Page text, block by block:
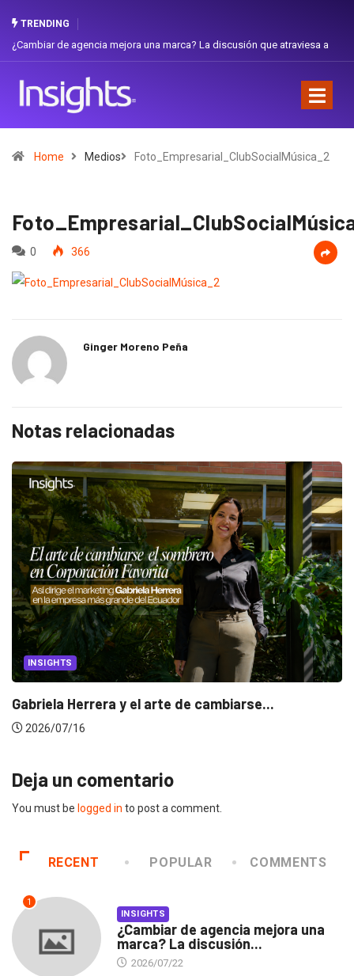
TRENDING
de agencia mejora una marca? La discusión que atraviesa a
Home Medios Foto_Empresarial_ClubSocialMúsica_2
0 366
Ginger Moreno Peña
Notas relacionadas
INSIGHTS
Gabriela Herrera y el arte de cambiarse...
2026/07/16
Deja un comentario
You must be logged in to post a comment.
RECENT POPULAR COMMENTS
1
INSIGHTS
¿Cambiar de agencia mejora una
marca? La discusión...
2026/07/22